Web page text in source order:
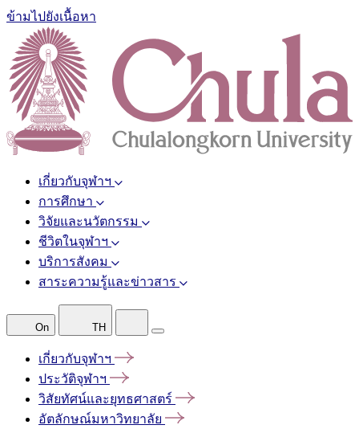
ข้ามไปยังเนื้อหา
เกี่ยวกับจุฬาฯ
การศึกษา
วิจัยและนวัตกรรม
ชีวิตในจุฬาฯ
บริการสังคม
สาระความรู้และข่าวสาร
On TH
เกี่ยวกับจุฬาฯ
ประวัติจุฬาฯ
วิสัยทัศน์และยุทธศาสตร์
อัตลักษณ์มหาวิทยาลัย